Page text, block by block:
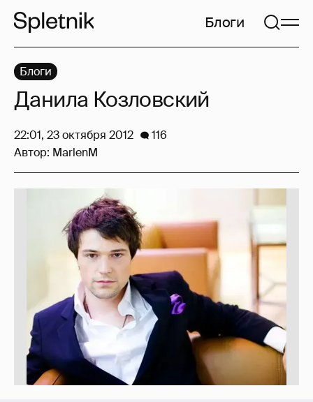
Блоги
Блоги
Данила Козловский
22:01, 23 октября 2012
116
Автор: MarlenM